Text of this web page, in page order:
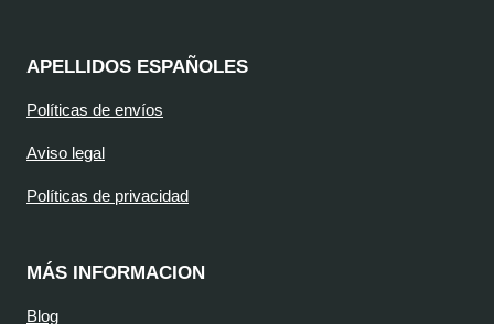
APELLIDOS ESPAÑOLES
Políticas de envíos
Aviso legal
Políticas de privacidad
MÁS INFORMACION
Blog